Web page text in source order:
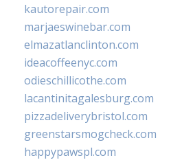
kautorepair.com
marjaeswinebar.com
elmazatlanclinton.com
ideacoffeenyc.com
odieschillicothe.com
lacantinitagalesburg.com
pizzadeliverybristol.com
greenstarsmogcheck.com
happypawspl.com